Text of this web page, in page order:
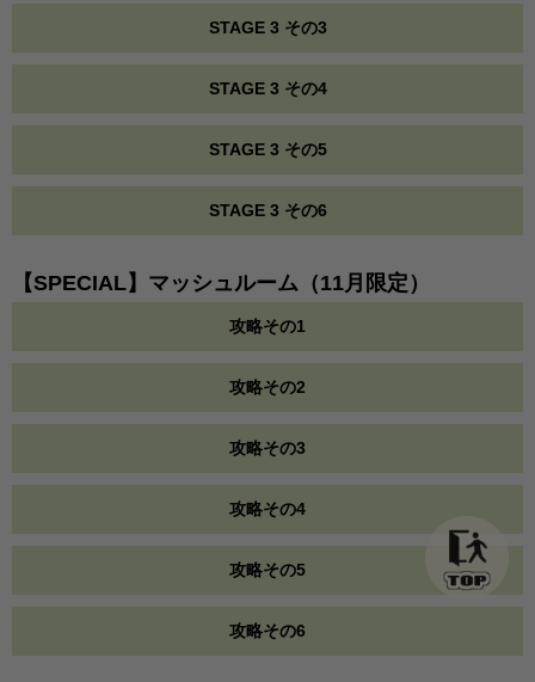
STAGE 3 その3
STAGE 3 その4
STAGE 3 その5
STAGE 3 その6
【SPECIAL】マッシュルーム（11月限定）
攻略その1
攻略その2
攻略その3
攻略その4
攻略その5
攻略その6